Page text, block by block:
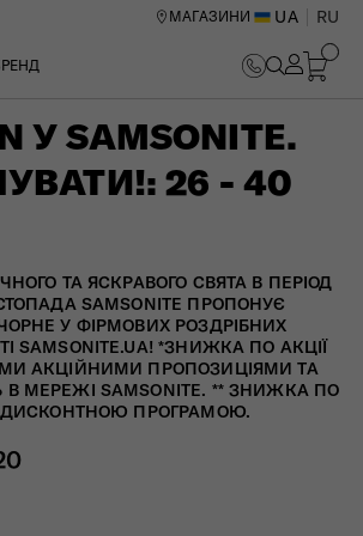
МАГАЗИНИ UA RU
У SAMSONITE.
26 - 40
ТА ЯСКРАВОГО СВЯТА В ПЕРІОД
SAMSONITE ПРОПОНУЄ
У ФІРМОВИХ РОЗДРІБНИХ
SAMSONITE.UA! *ЗНИЖКА ПО АКЦІЇ
АКЦІЙНИМИ ПРОПОЗИЦІЯМИ ТА
SAMSONITE. ** ЗНИЖКА ПО
ДИСКОНТНОЮ ПРОГРАМОЮ.